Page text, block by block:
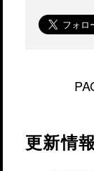
更新情